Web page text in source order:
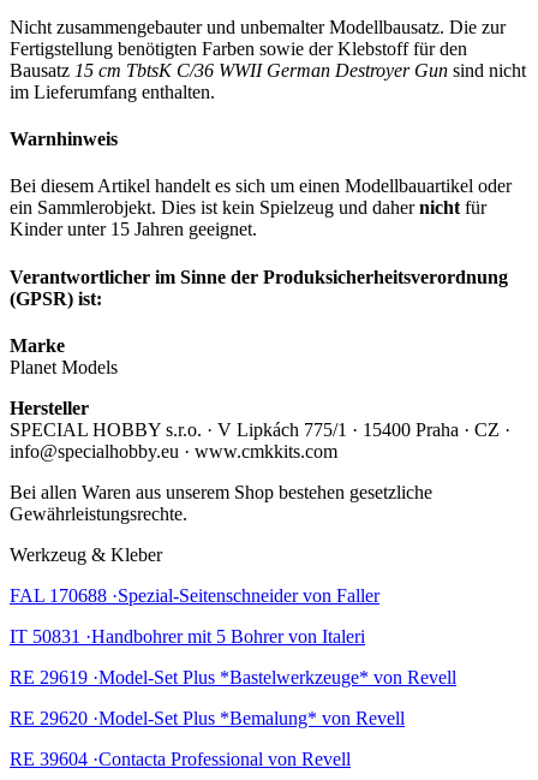
Nicht zusammengebauter und unbemalter Modellbausatz. Die zur
Fertigstellung benötigten Farben sowie der Klebstoff für den
Bausatz 15 cm TbtsK C/36 WWII German Destroyer Gun sind nicht
im Lieferumfang enthalten.
Warnhinweis
Bei diesem Artikel handelt es sich um einen Modellbauartikel oder
ein Sammlerobjekt. Dies ist kein Spielzeug und dahernicht für
Kinder unter 15 Jahren geeignet.
Verantwortlicher im Sinne der Produksicherheitsverordnung
(GPSR) ist:
Marke
Planet Models
Hersteller
SPECIAL HOBBY s.r.o. · V Lipkách 775/1 · 15400 Praha · CZ ·
info@specialhobby.eu · www.cmkkits.com
Bei allen Waren aus unserem Shop bestehen gesetzliche
Gewährleistungsrechte.
Werkzeug & Kleber
FAL 170688 ·Spezial-Seitenschneider von Faller
IT 50831 ·Handbohrer mit 5 Bohrer von Italeri
RE 29619 ·Model-Set Plus *Bastelwerkzeuge* von Revell
RE 29620 ·Model-Set Plus *Bemalung* von Revell
RE 39604 ·Contacta Professional von Revell